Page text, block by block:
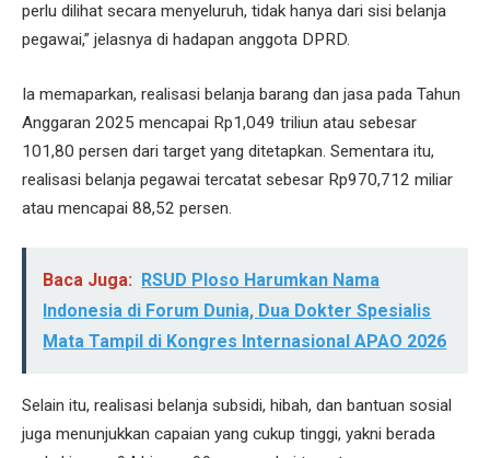
perlu dilihat secara menyeluruh, tidak hanya dari sisi belanja
pegawai,” jelasnya di hadapan anggota DPRD.
Ia memaparkan, realisasi belanja barang dan jasa pada Tahun
Anggaran 2025 mencapai Rp1,049 triliun atau sebesar
101,80 persen dari target yang ditetapkan. Sementara itu,
realisasi belanja pegawai tercatat sebesar Rp970,712 miliar
atau mencapai 88,52 persen.
Baca Juga: RSUD Ploso Harumkan Nama
Indonesia di Forum Dunia, Dua Dokter Spesialis
Mata Tampil di Kongres Internasional APAO 2026
Selain itu, realisasi belanja subsidi, hibah, dan bantuan sosial
juga menunjukkan capaian yang cukup tinggi, yakni berada